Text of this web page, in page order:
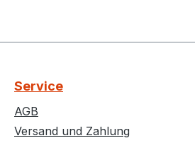
Service
AGB
Versand und Zahlung